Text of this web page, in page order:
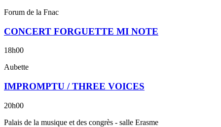
Forum de la Fnac
CONCERT FORGUETTE MI NOTE
18h00
Aubette
IMPROMPTU / THREE VOICES
20h00
Palais de la musique et des congrès - salle Erasme